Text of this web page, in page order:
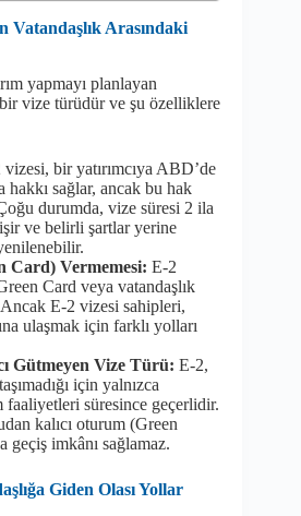
Vatandaşlık Arasındaki
yapmayı planlayan
vize türüdür ve şu özelliklere
vizesi, bir yatırımcıya ABD’de
hakkı sağlar, ancak bu hak
Çoğu durumda, vize süresi 2 ila
ve belirli şartlar yerine
Card) Vermemesi: E-2
Card veya vatandaşlık
E-2 vizesi sahipleri,
ulaşmak için farklı yolları
Gütmeyen Vize Türü: E-2,
için yalnızca
faaliyetleri süresince geçerlidir.
kalıcı oturum (Green
geçiş imkânı sağlamaz.
Giden Olası Yollar